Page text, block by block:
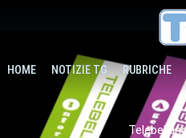
HOME NOTIZIE TG RUBRICHE